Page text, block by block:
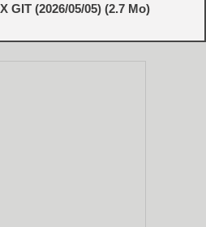
GIT (2026/05/05) (2.7 Mo)